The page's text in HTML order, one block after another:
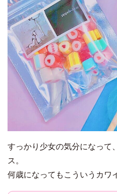
すっかり少女の気分になって
ス。
何歳になってもこういうカワ